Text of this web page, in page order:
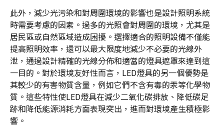
此外，減少光污染和對周圍環境的影響也是設計照明系統
時需要考慮的因素。過多的光照會對周圍的環境，尤其是
居民區或自然區域造成困擾。選擇適合的照明設備不僅能
提高照明效率，還可以最大限度地減少不必要的光線外
泄，通過設計精確的光線分佈和適當的燈具遮罩來達到這
一目的。對於環境友好性而言，LED燈具的另一個優勢是
其較少的有害物質含量，例如它們不含有毒的汞等化學物
質。這些特性使LED燈具在減少二氧化碳排放、降低碳足
跡和降低能源消耗方面表現突出，進而對環境產生積極影
響。